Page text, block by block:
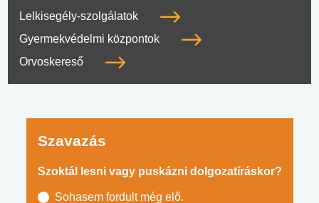
Lelkisegély-szolgálatok
Gyermekvédelmi központok
Orvoskereső
Szavazás
Szoktál lesni vagy puskázni dolgozatíráskor?
Sohasem fordult még elő.